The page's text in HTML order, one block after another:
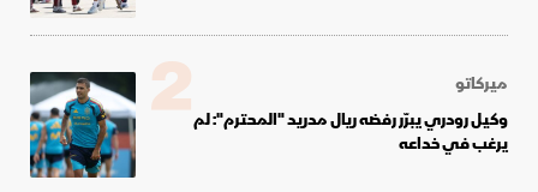
ميركاتو
وكيل رودري يبرّر رفضه ريال مدريد "المحترم": لم
يرغب في خداعه
2